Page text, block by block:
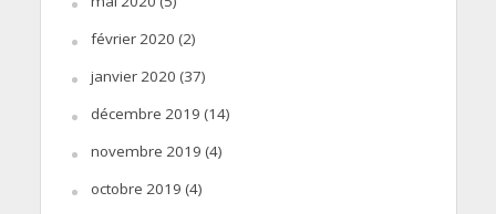
février 2020 (2)
janvier 2020 (37)
décembre 2019 (14)
novembre 2019 (4)
octobre 2019 (4)